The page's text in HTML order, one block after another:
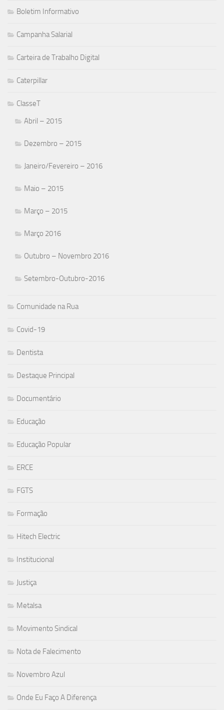
Boletim Informativo
Campanha Salarial
Carteira de Trabalho Digital
Caterpillar
ClasseT
Abril – 2015
Dezembro – 2015
Janeiro/Fevereiro – 2016
Maio – 2015
Março – 2015
Março 2016
Outubro – Novembro 2016
Setembro-Outubro-2016
Comunidade na Rua
Covid-19
Dentista
Destaque Principal
Documentário
Educação
Educação Popular
ERCE
FGTS
Formação
Hitech Electric
Institucional
Justiça
Metalsa
Movimento Sindical
Nota de Falecimento
Novembro Azul
Onde Eu Faço A Diferença